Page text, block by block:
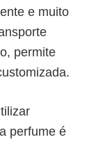
e muito
permite
perfume é